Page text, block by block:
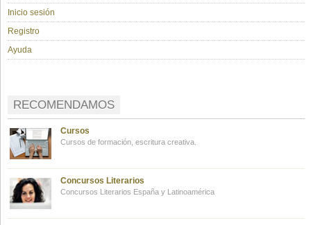
Inicio sesión
Registro
Ayuda
RECOMENDAMOS
Cursos
Cursos de formación, escritura creativa.
Concursos Literarios
Concursos Literarios España y Latinoamérica